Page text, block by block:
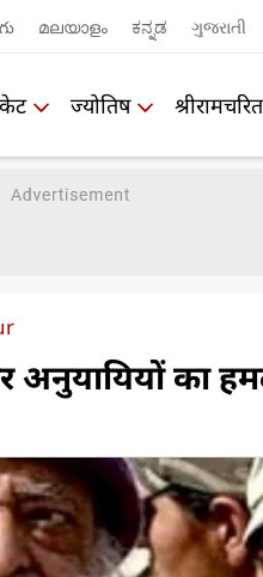
മലയാളം ಕನ್ನಡ ગુજરાતી
ज्योतिष
का